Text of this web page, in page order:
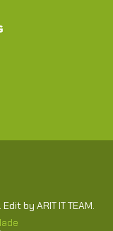
by ARIT IT TEAM.